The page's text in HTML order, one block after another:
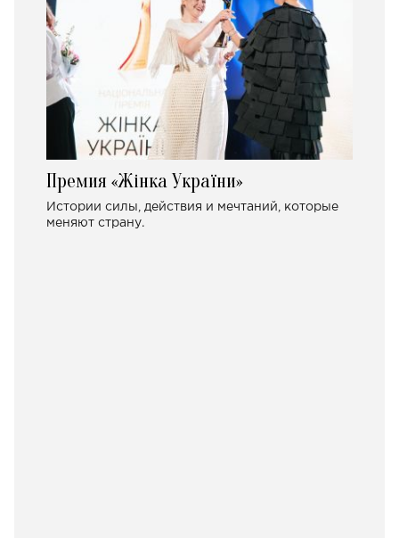
Премия «Жінка України»
Истории силы, действия и мечтаний, которые
меняют страну.